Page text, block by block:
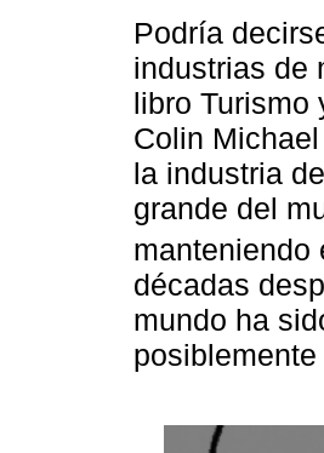
Podría
industrias de
libro Turismo
Colin
la industria
grande del
manteniendo
décadas
mundo ha